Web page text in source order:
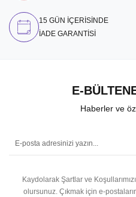
15 GÜN İÇERİSİNDE
İADE GARANTİSİ
E-
Haberler ve
Kaydolarak Şartlar ve
olursunuz. Çıkmak için e-